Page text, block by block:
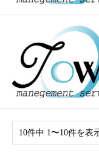
10件中 1〜10件を表